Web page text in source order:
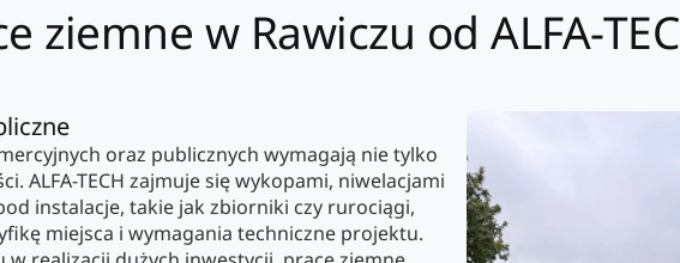
ziemne w Rawiczu od ALFA-
oraz publicznych wymagają nie tylko
ALFA-TECH zajmuje się wykopami, niwelacjami
instalacje, takie jak zbiorniki czy rurociągi,
miejsca i wymagania techniczne projektu.